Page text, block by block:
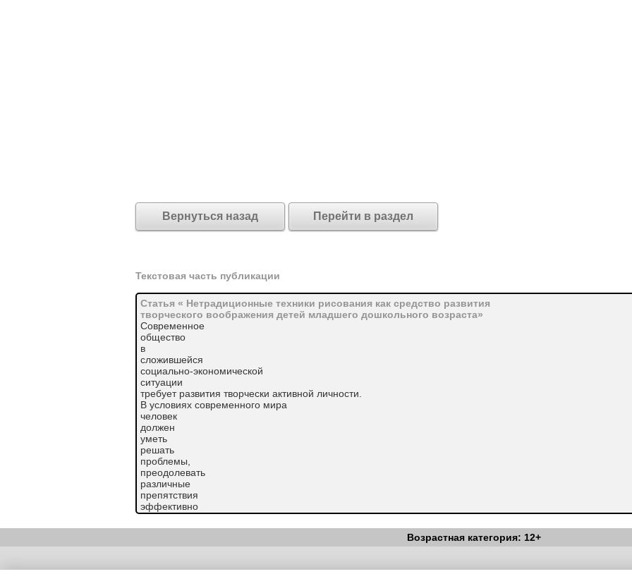
Вернуться назад Перейти в раздел
Текстовая часть публикации
Статья « Нетрадиционные техники рисования как средство развития
творческого воображения детей младшего дошкольного возраста»
Современное
общество
в
сложившейся
социально-экономической
ситуации
требует развития творчески активной личности.
В условиях современного мира
человек
должен
уметь
решать
проблемы,
преодолевать
различные
препятствия
эффективно
и
нестандартно.
Возрастная категория: 12+